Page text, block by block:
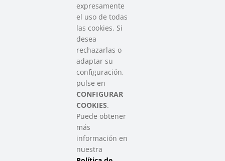
Contacto
info@sareensarea.eu
Iparraguirre, 9 lonja – 48009 Bilbao
946 569 230
Colabora
expresamente
el uso de todas
las cookies. Si
desea
rechazarlas o
adaptar su
configuración,
pulse en
CONFIGURAR
COOKIES.
Puede obtener
más
información en
nuestra